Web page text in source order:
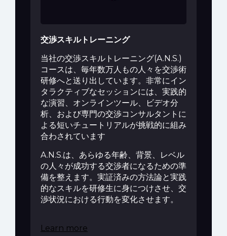
交渉スキルトレーニング
当社の交渉スキルトレーニング(A.N.S.)
コースは、毎年数万人もの人々を交渉術
研修へと送り出しています。非常にイン
タラクティブなセッションには、実践的
な演習、オンラインツール、ビデオ分
析、および専門の交渉コンサルタントに
よる短いチュートリアルが挑戦的に組み
合わされています
A.N.S.は、あらゆる年齢、背景、レベル
の人々が成功する交渉者になるための準
備を整えます。実証済みの方法論と実践
的なスキルを研修生に身につけさせ、交
渉状況における行動を変化させます。
Learn more